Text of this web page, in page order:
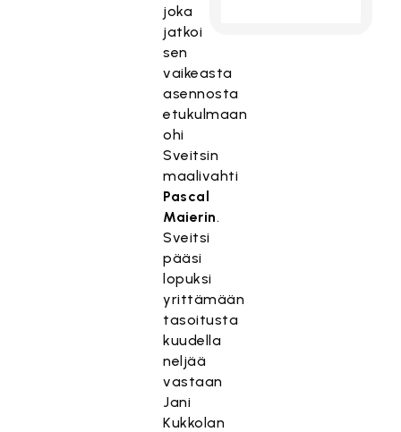
joka
jatkoi
sen
vaikeasta
asennosta
etukulmaan
ohi
Sveitsin
maalivahti
Pascal
Maierin.
Sveitsi
pääsi
lopuksi
yrittämään
tasoitusta
kuudella
neljää
vastaan
Jani
Kukkolan